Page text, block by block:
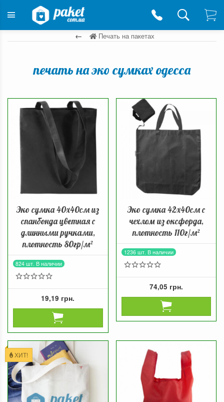
Печать на пакетах
печать на эко сумках одесса
Эко сумка 40х40см из
спанбонда цветная с
длинными ручками,
плотность 80гр/м²
824 шт. В наличии
19,19 грн.
Эко сумка 42х40см с
чехлом из оксфорда,
плотность 110г/м²
1236 шт. В наличии
74,05 грн.
ХИТ!